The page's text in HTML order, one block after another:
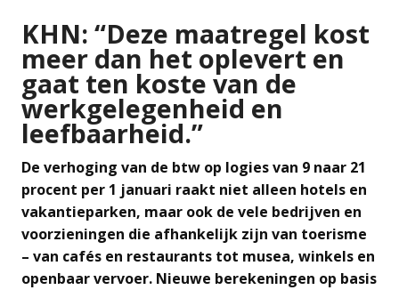
KHN: “Deze maatregel kost
meer dan het oplevert en
gaat ten koste van de
werkgelegenheid en
leefbaarheid.”
De verhoging van de btw op logies van 9 naar 21
procent per 1 januari raakt niet alleen hotels en
vakantieparken, maar ook de vele bedrijven en
voorzieningen die afhankelijk zijn van toerisme
– van cafés en restaurants tot musea, winkels en
openbaar vervoer. Nieuwe berekeningen op basis